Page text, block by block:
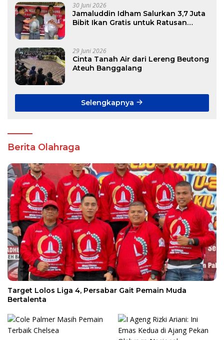
30 Juni 2026
Jamaluddin Idham Salurkan 3,7 Juta
Bibit Ikan Gratis untuk Ratusan
29 Juni 2026
Cinta Tanah Air dari Lereng Beutong
Ateuh Banggalang
Selengkapnya
Berita Olahraga
Target Lolos Liga 4, Persabar Gait Pemain Muda
Bertalenta